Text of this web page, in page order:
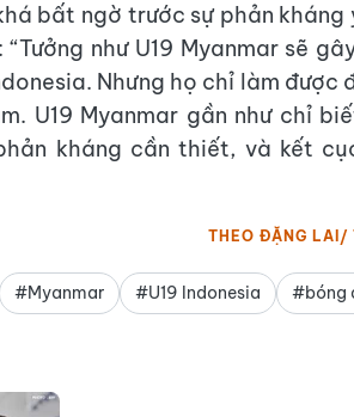
bất ngờ trước sự phản kháng
như U19 Myanmar sẽ
Nhưng họ chỉ làm được
U19 Myanmar gần như chỉ
kháng cần thiết, và kết
THEO ĐẶNG LAI/
#Myanmar #U19 Indonesia #bóng